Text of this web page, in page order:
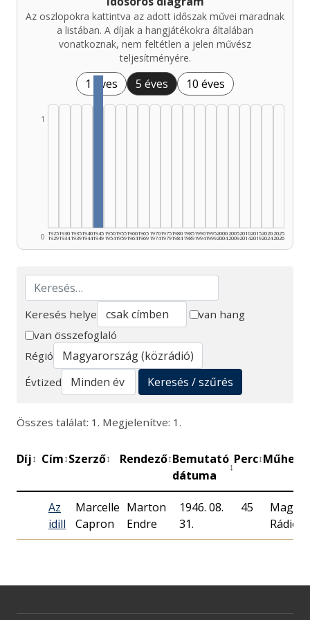
Az oszlopokra kattintva az adott időszak művei maradnak
a listában. A díjak a hangjátékokra általában
vonatkoznak, nem feltétlen a jelen művész
teljesítményére.
1 éves 5 éves 10 éves
0
1
1925
1929
1930
1934
1935
1939
1940
1944
1945
1949
1950
1954
1955
1959
1960
1964
1965
1969
1970
1974
1975
1979
1980
1984
1985
1989
1990
1994
1995
1999
2000
2004
2005
2009
2010
2014
2015
2019
2020
2024
2025
2026
Keresés
Keresés helye
van hang
van összefoglaló
Régió
Évtized
Keresés / szűrés
Összes találat: 1. Megjelenítve: 1.
Díj↕ Cím↕Szerző↕ Rendező↕Bemutató
dátuma
↕
Perc↕Műhely
Az
idill
Marcelle
Capron
Marton
Endre
1946. 08.
31.
45
Magyar
Rádió